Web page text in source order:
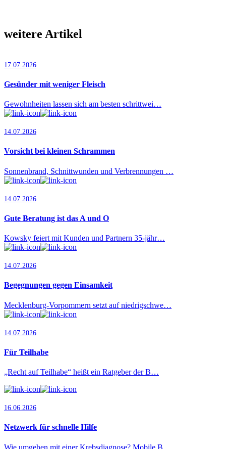
weitere Artikel
17.07.2026
Gesünder mit weniger Fleisch
Gewohnheiten lassen sich am besten schrittwei…
14.07.2026
Vorsicht bei kleinen Schrammen
Sonnenbrand, Schnittwunden und Verbrennungen …
14.07.2026
Gute Beratung ist das A und O
Kowsky feiert mit Kunden und Partnern 35-jähr…
14.07.2026
Begegnungen gegen Einsamkeit
Mecklenburg-Vorpommern setzt auf niedrigschwe…
14.07.2026
Für Teilhabe
„Recht auf Teilhabe“ heißt ein Ratgeber der B…
16.06.2026
Netzwerk für schnelle Hilfe
Wie umgehen mit einer Krebsdiagnose? Mobile B…